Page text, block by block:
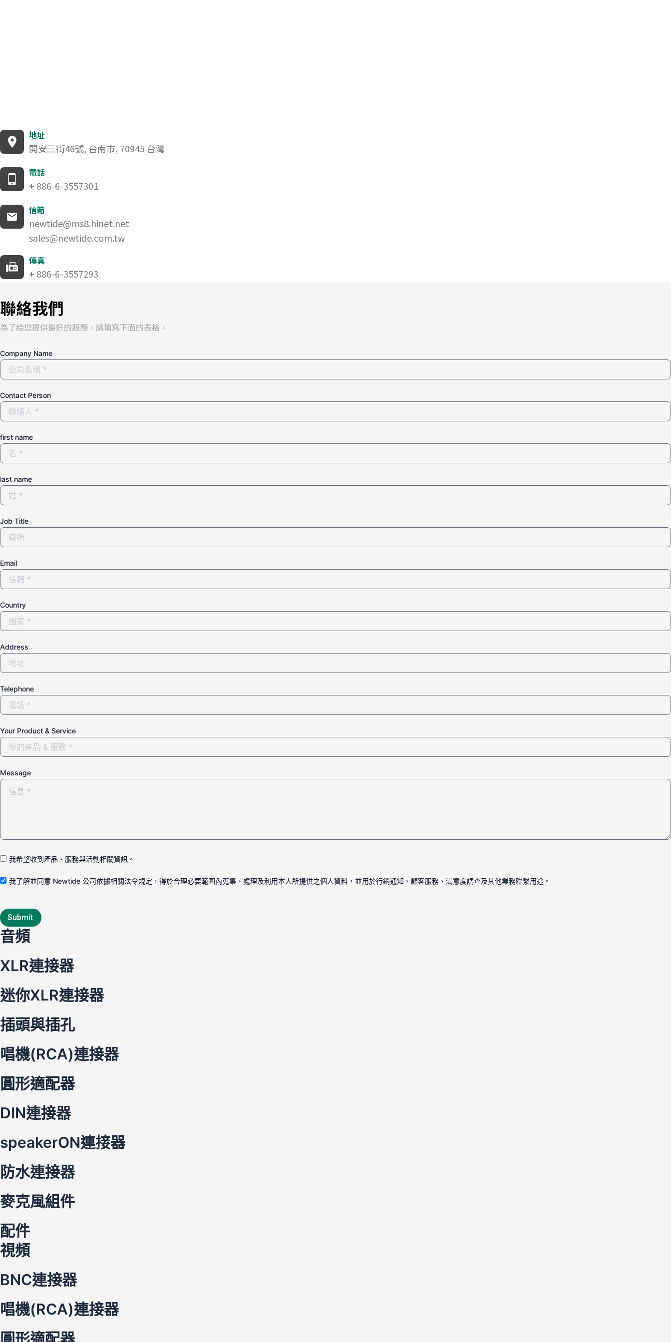
地址
開安三街46號, 台南市, 70945 台灣
電話
+ 886-6-3557301
信箱
newtide@ms8.hinet.net
sales@newtide.com.tw
傳真
+ 886-6-3557293
聯絡我們
為了給您提供最好的服務，請填寫下面的表格。
Company Name
Contact Person
first name
last name
Job Title
Email
Country
Address
Telephone
Your Product & Service
Message
我希望收到產品、服務與活動相關資訊。
我了解並同意 Newtide 公司依據相關法令規定，得於合理必要範圍內蒐集、處理及利用本人所提供之個人資料，並用於行銷通知、顧客服務、滿意度調查及其他業務聯繫用途。
Submit
音頻
XLR連接器
迷你XLR連接器
插頭與插孔
唱機(RCA)連接器
圓形適配器
DIN連接器
speakerON連接器
防水連接器
麥克風組件
配件
視頻
BNC連接器
唱機(RCA)連接器
圓形適配器